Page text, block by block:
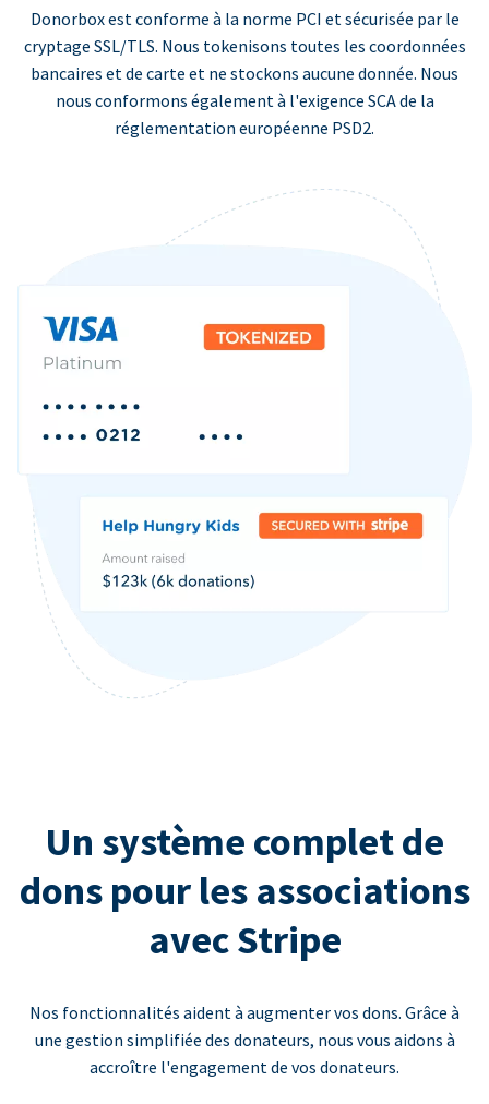
Donorbox est conforme à la norme PCI et sécurisée par le
cryptage SSL/TLS. Nous tokenisons toutes les coordonnées
bancaires et de carte et ne stockons aucune donnée. Nous
nous conformons également à l'exigence SCA de la
réglementation européenne PSD2.
Un système complet de
dons pour les associations
avec Stripe
Nos fonctionnalités aident à augmenter vos dons. Grâce à
une gestion simplifiée des donateurs, nous vous aidons à
accroître l'engagement de vos donateurs.